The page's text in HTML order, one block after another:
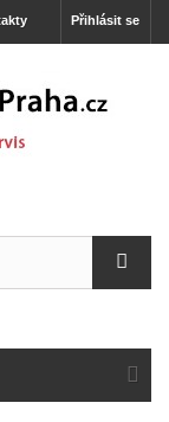
Přihlásit se